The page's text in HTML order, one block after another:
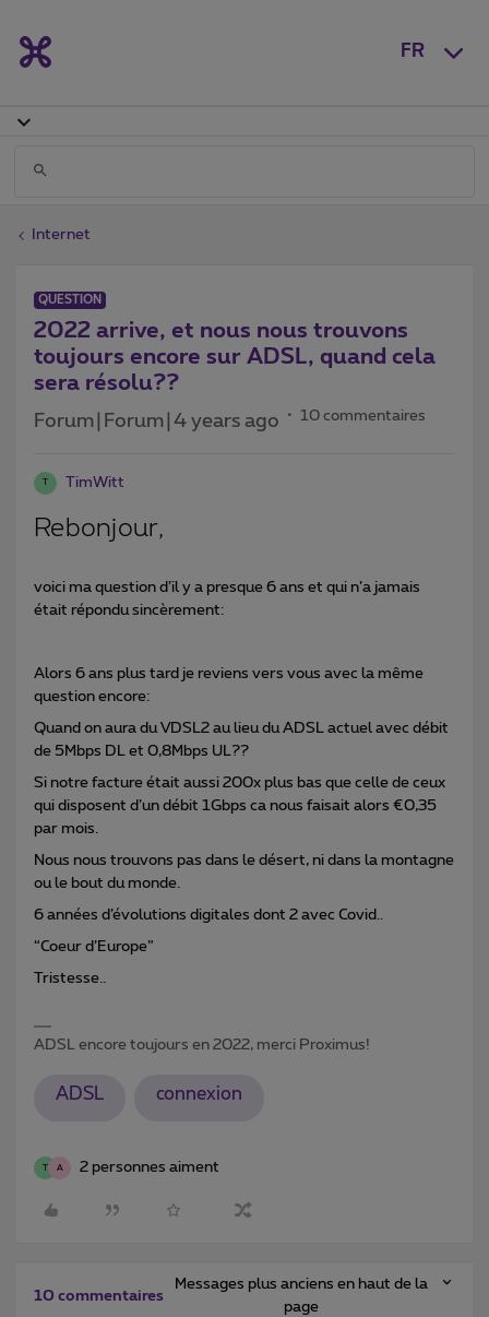
FR
Internet
QUESTION
2022 arrive, et nous nous trouvons
toujours encore sur ADSL, quand cela
sera résolu??
Forum|Forum|4 years ago 10 commentaires
TimWitt
Rebonjour,
voici ma question d’il y a presque 6 ans et qui n’a jamais
était répondu sincèrement:
Alors 6 ans plus tard je reviens vers vous avec la même
question encore:
Quand on aura du VDSL2 au lieu du ADSL actuel avec débit
de 5Mbps DL et 0,8Mbps UL??
Si notre facture était aussi 200x plus bas que celle de ceux
qui disposent d’un débit 1Gbps ca nous faisait alors €0,35
par mois.
Nous nous trouvons pas dans le désert, ni dans la montagne
ou le bout du monde.
6 années d’évolutions digitales dont 2 avec Covid..
“Coeur d’Europe”
Tristesse..
ADSL encore toujours en 2022, merci Proximus!
ADSL connexion
T A 2 personnes aiment
10 commentaires
Messages plus anciens en haut de la
page